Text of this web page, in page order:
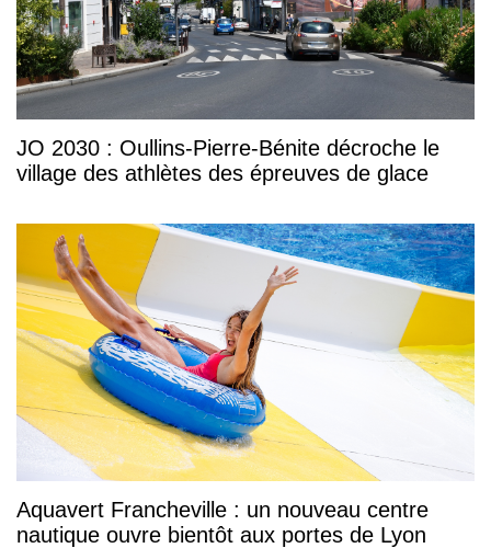
JO 2030 : Oullins-Pierre-Bénite décroche le
village des athlètes des épreuves de glace
Aquavert Francheville : un nouveau centre
nautique ouvre bientôt aux portes de Lyon